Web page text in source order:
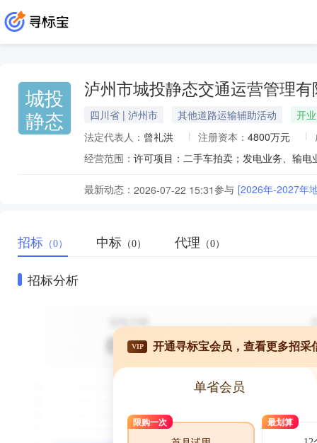
城投
静态
泸州市城投静态交通运营管理有
四川省 | 泸州市 其他道路运输辅助活动
开业
法定代表人： 曾礼洪 注册资本： 4800万元
经营范围：
最新动态： 2026-07-22 15:31参与 [2026年-2027年
招标 （0） 中标 （0） 代理 （0）
招标分析
VIP 开通寻标宝会员，查看更多招采
单省会员
限购一次 最划算